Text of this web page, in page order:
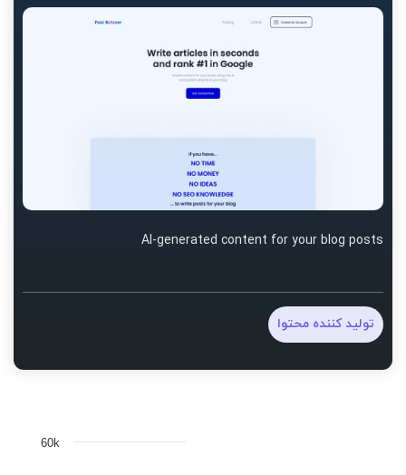
AI-generated content for your blog posts
تولید کننده محتوا
60k